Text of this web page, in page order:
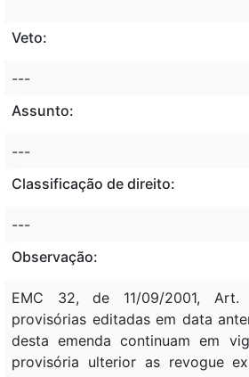
Veto:
---
Assunto:
---
Classificação de direito:
---
Observação:
EMC 32, de 11/09/2001,
provisórias editadas em data
desta emenda continuam em
provisória ulterior as revogue